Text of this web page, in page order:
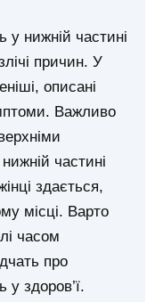
у нижній частині
причин. У
описані
Важливо
частині
здається,
місці. Варто
часом
про
у здоров’ї.